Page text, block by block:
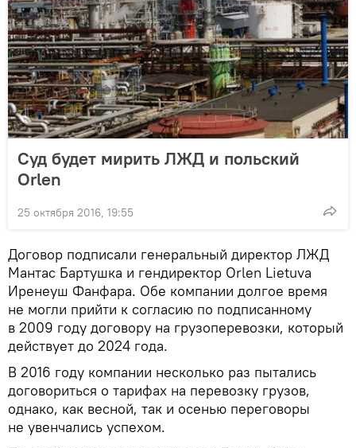
Суд будет мирить ЛЖД и польский
Orlen
25 октября 2016, 19:55
Договор подписали генеральный директор ЛЖД
Мантас Бартушка и гендиректор Orlen Lietuva
Иренеуш Фанфара. Обе компании долгое время
не могли прийти к согласию по подписанному
в 2009 году договору на грузоперевозки, который
действует до 2024 года.
В 2016 году компании несколько раз пытались
договориться о тарифах на перевозку грузов,
однако, как весной, так и осенью переговоры
не увенчались успехом.